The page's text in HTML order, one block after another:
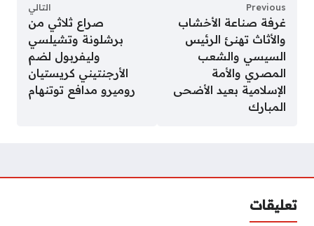
Previous
غرفة صناعة الأخشاب
والأثاث تهنئ الرئيس
السيسي والشعب
المصري والأمة
الإسلامية بعيد الأضحى
المبارك
التالي
صراع ثلاثي من
برشلونة وتشيلسي
وليفربول لضم
الأرجنتيني كريستيان
روميرو مدافع توتنهام
تعليقات